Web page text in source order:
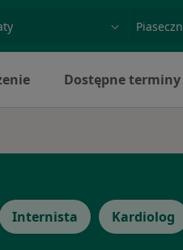
Dostępne terminy
Internista Kardiolog